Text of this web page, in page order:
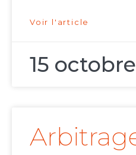
Voir l'article
15